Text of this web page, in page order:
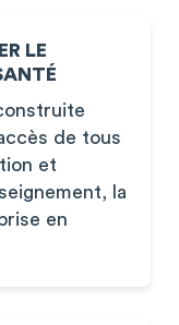
LE
de tous
et
la
en